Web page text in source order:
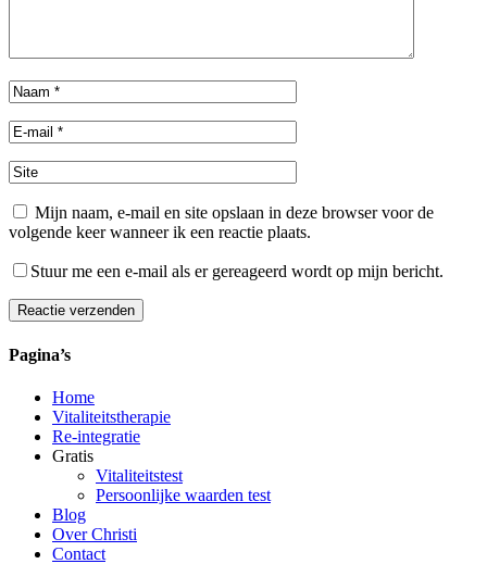
Mijn naam, e-mail en site opslaan in deze browser voor de
volgende keer wanneer ik een reactie plaats.
Stuur me een e-mail als er gereageerd wordt op mijn bericht.
Reactie verzenden
Alternative:
Pagina’s
Home
Vitaliteitstherapie
Re-integratie
Gratis
Vitaliteitstest
Persoonlijke waarden test
Blog
Over Christi
Contact